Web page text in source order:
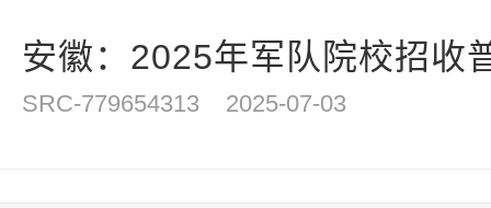
安徽：2025年军队院校招收
SRC-779654313 2025-07-03